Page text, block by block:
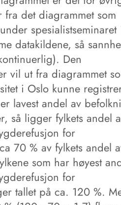
fra det diagrammet som
spesialistseminaret
datakildene, så
Den
vil ut fra diagrammet
i Oslo kunne
lavest andel av
så ligger fylkets andel
for
70 % av fylkets andel
som har høyest
for
tallet på ca. 120 %.